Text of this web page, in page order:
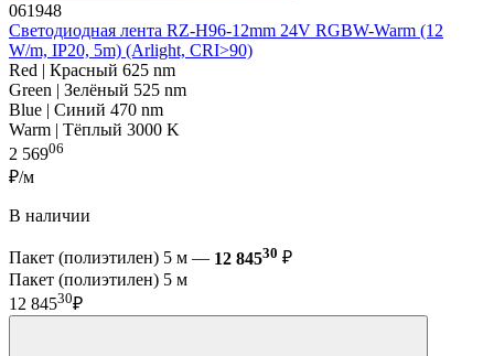
061948
Светодиодная лента RZ-H96-12mm 24V RGBW-Warm (12
W/m, IP20, 5m) (Arlight, CRI>90)
Red | Красный 625 nm
Green | Зелёный 525 nm
Blue | Синий 470 nm
Warm | Тёплый 3000 K
2 56906
₽/м
В наличии
Пакет (полиэтилен) 5 м — 12 84530 ₽
Пакет (полиэтилен) 5 м
12 84530₽